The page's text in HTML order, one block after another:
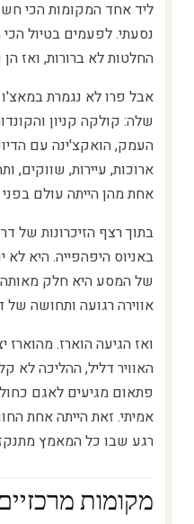
ליד אחד המקומות הכי
נסעתי. לפעמים בטיול
החלטות לא ברורות, ואז
אבל פרו לא נגמרת במאצ'ו
שלה: קולקה קניון
העמק, הואקצ'ינה עם
ארוכות, עיירות, שווקים,
אחת מהן הייתה עולם
בתוך רצף הזיכרונות של
באניוס היפהפייה. היא לא
של המסע היא חלק מאותה
אווירה רגועה ותחושה
האוויר דליל, ההליכה לא
פתאום מגיעים לאגם
אמיתי. זאת הייתה אחת
רגע שבו כל המאמץ
מקומות